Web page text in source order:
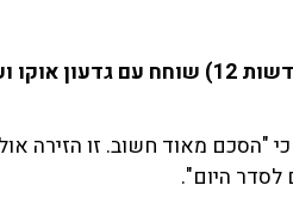
"הסכם מאוד חשוב. זו הזירה
היום".